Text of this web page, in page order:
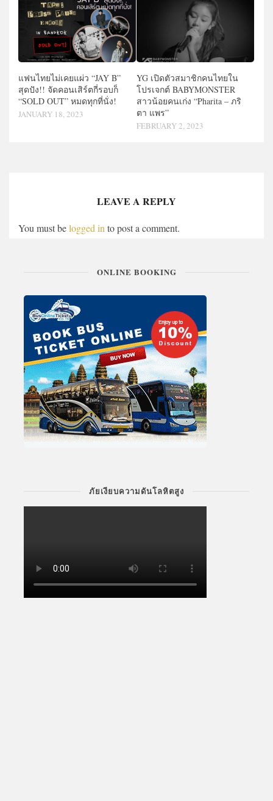
แฟนไทยไม่เคยแผ่ว “JAY B”
สุดปัง!! จัดคอนเสิร์ตกี่รอบก็
“SOLD OUT” หมดทุกที่นั่ง!
JANUARY 18, 2023
YG เปิดตัวสมาชิกคนไทยใน
โปรเจกต์ BABYMONSTER
สาวน้อยคนเก่ง “Pharita – ภริ
ตา แพร”
FEBRUARY 2, 2023
LEAVE A REPLY
You must belogged into post a comment.
ONLINE BOOKING
ภัยเงียบความดันโลหิตสูง